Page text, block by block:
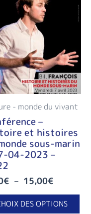
- monde du vivant
–
et histoires
sous-marin
04-2023 –
€ – 15,00€
15,00€
DES OPTIONS
du